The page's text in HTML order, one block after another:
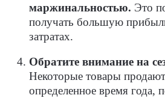
маржинальностью. Это
получать большую
затратах.
Обратите внимание на
Некоторые товары
определенное время года,